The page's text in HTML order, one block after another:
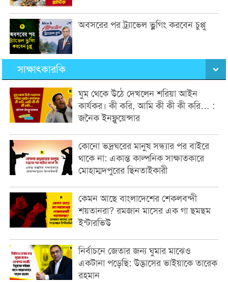
অবসরের পর ট্র্যাভেল ভ্লগিং করবেন চুপ্পু
সাক্ষাৎকারকি
ঘুম থেকে উঠে দেখলেন শরিয়া আইন
কার্যকর। কী করি, আমি কী কী কী করি… :
জনৈক ইনফ্লুয়েন্সার
কোনো ভদ্রঘরের মানুষ সন্ধ্যার পর বাইরে
থাকে না: একান্ত কাল্পনিক সাক্ষাতকারে
মোহাম্মদপুরের ছিনতাইকারী
কেমন আছে বাংলাদেশের শেকলবন্দী
শয়তানরা? রমজান মাসের এক গা ছমছম
ইন্টারভিউ
নির্বাচনে জেতার জন্য ঘুমার মাঝেও
একটানা পড়েছি: উদ্ভাসের ভাইয়াকে তারেক
রহমান